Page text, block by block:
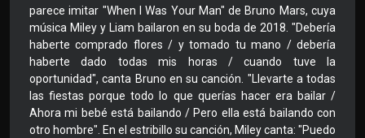
parece imitar "When I Was Your Man" de Bruno Mars, cuya
música Miley y Liam bailaron en su boda de 2018. "Debería
haberte comprado flores / y tomado tu mano / debería
haberte dado todas mis horas / cuando tuve la
oportunidad", canta Bruno en su canción. "Llevarte a todas
las fiestas porque todo lo que querías hacer era bailar /
Ahora mi bebé está bailando / Pero ella está bailando con
otro hombre". En el estribillo su canción, Miley canta: "Puedo